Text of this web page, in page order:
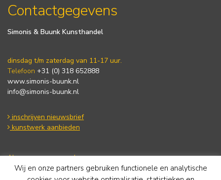
Contactgegevens
Simonis & Buunk Kunsthandel
dinsdag t/m zaterdag van 11-17 uur.
Telefoon +31 (0) 318 652888
www.simonis-buunk.nl
info@simonis-buunk.nl
inschrijven nieuwsbrief
kunstwerk aanbieden
Algemene voorwaarden
Privacy statement
Cookie Policy
Wij en onze partners gebruiken functionele en analytische